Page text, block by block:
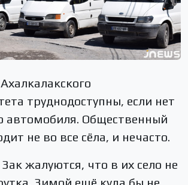
труднодоступны, если нет
автомобиля. Общественный
не во все сёла, и нечасто.
жалуются, что в их село не
Зимой ещё куда бы не